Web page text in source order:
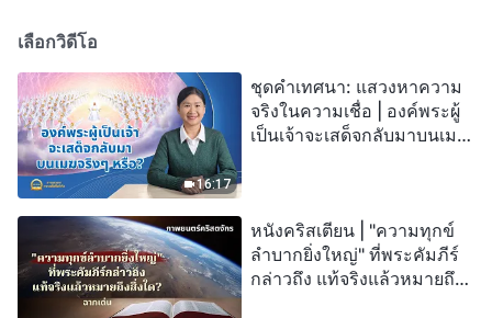
เลือกวิดีโอ
16:17
ชุดคำเทศนา: แสวงหาความ
จริงในความเชื่อ | องค์พระผู้
เป็นเจ้าจะเสด็จกลับมาบนเมฆ
หนังคริสเตียน | "ความทุกข์
ลำบากยิ่งใหญ่" ที่พระคัมภีร์
กล่าวถึง แท้จริงแล้วหมายถึง